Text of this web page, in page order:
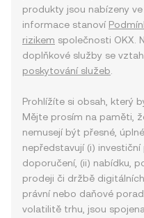
produkty jsou nabízeny
informace stanoví
rizikem společnosti OKX.
doplňkové služby se
poskytování služeb
Prohlížíte si obsah, který
Mějte prosím na paměti,
nemusejí být přesné,
nepředstavují (i)
doporučení, (ii) nabídku,
prodeji či držbě
právní nebo daňové
volatilitě trhu, jsou